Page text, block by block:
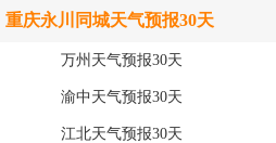
重庆永川同城天气预报30天
万州天气预报30天
渝中天气预报30天
江北天气预报30天